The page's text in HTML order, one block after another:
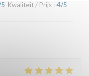
Kwaliteit / Prijs : 4/5